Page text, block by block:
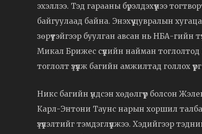
эхэллээ. Тэд гарааны бүрэлдэхүүнээ
байгуулаад байна. Энэхүү цувралын
зөрүүтэйгээр буулган авсан нь НБА-гийн
Микал Брижес сүүлийн найман тоглолтод
тоглолт үзүүлж багийн амжилтад голлох
Никс багийн үндсэн хөдөлгүүр болсон
Карл-Энтони Таунс нарын хоршил
үзүүлэлтийг тэмдэглүүлжээ. Хэдийгээр